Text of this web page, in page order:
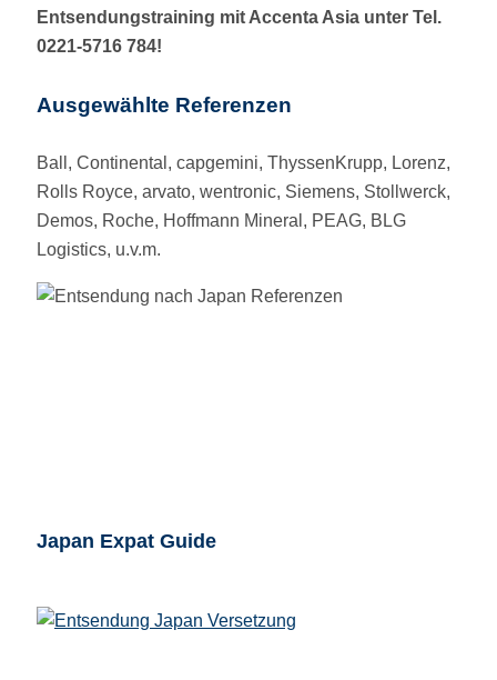
Entsendungstraining mit Accenta Asia unter Tel.
0221-5716 784!
Ausgewählte Referenzen
Ball, Continental, capgemini, ThyssenKrupp, Lorenz,
Rolls Royce, arvato, wentronic, Siemens, Stollwerck,
Demos, Roche, Hoffmann Mineral, PEAG, BLG
Logistics, u.v.m.
Japan Expat Guide